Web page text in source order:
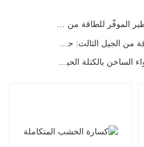
مجفف حبوب التقطير الموفّر للطاقة من يوتشوان يقدّم حلاً فعّالاً لمعالجة المواد عالية الرطوبة